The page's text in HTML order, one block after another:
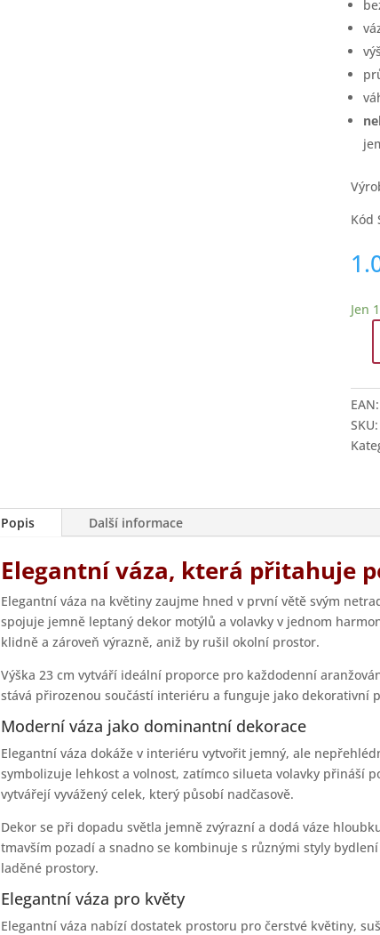
Kód
Jen
23
cm
Popis Další informace
Elegantní váza, která přitahuje
Elegantní váza na květiny zaujme hned v první větě svým
spojuje jemně leptaný dekor motýlů a volavky v jednom
klidně a zároveň výrazně, aniž by rušil okolní prostor.
Výška 23 cm vytváří ideální proporce pro každodenní
stává přirozenou součástí interiéru a funguje jako dekorativní
Moderní váza jako dominantní dekorace
Elegantní váza dokáže v interiéru vytvořit jemný, ale
symbolizuje lehkost a volnost, zatímco silueta volavky přináší
vytvářejí vyvážený celek, který působí nadčasově.
Dekor se při dopadu světla jemně zvýrazní a dodá váze
tmavším pozadí a snadno se kombinuje s různými styly
laděné prostory.
Elegantní váza pro květy
Elegantní váza nabízí dostatek prostoru pro čerstvé květiny,